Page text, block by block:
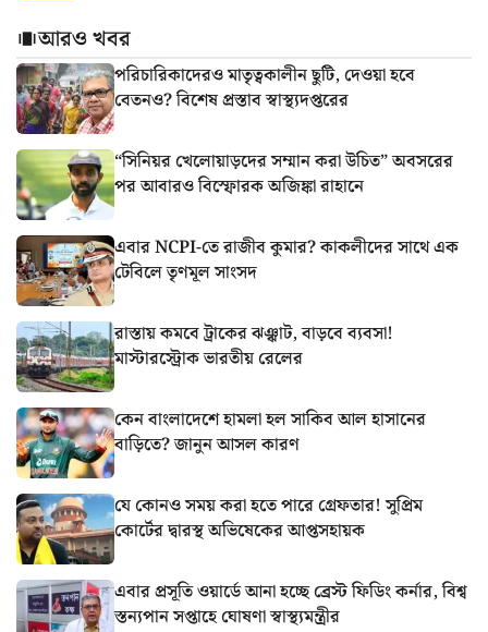
আরও খবর
পরিচারিকাদেরও মাতৃত্বকালীন ছুটি, দেওয়া হবে
বেতনও? বিশেষ প্রস্তাব স্বাস্থ্যদপ্তরের
“সিনিয়র খেলোয়াড়দের সম্মান করা উচিত” অবসরের
পর আবারও বিস্ফোরক অজিঙ্কা রাহানে
এবার NCPI-তে রাজীব কুমার? কাকলীদের সাথে এক
টেবিলে তৃণমূল সাংসদ
রাস্তায় কমবে ট্রাকের ঝঞ্ঝাট, বাড়বে ব্যবসা!
মাস্টারস্ট্রোক ভারতীয় রেলের
কেন বাংলাদেশে হামলা হল সাকিব আল হাসানের
বাড়িতে? জানুন আসল কারণ
যে কোনও সময় করা হতে পারে গ্রেফতার! সুপ্রিম
কোর্টের দ্বারস্থ অভিষেকের আপ্তসহায়ক
এবার প্রসূতি ওয়ার্ডে আনা হচ্ছে ব্রেস্ট ফিডিং কর্নার, বিশ্ব
স্তন্যপান সপ্তাহে ঘোষণা স্বাস্থ্যমন্ত্রীর